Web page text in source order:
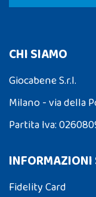
CHI SIAMO
Giocabene S.r.l.
Milano - via della
Partita Iva:
INFORMAZIONI
Fidelity Card